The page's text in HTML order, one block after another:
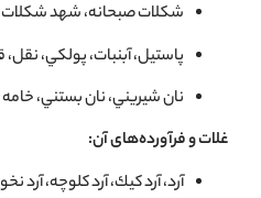
شكلات صبحانه، شهد شكلات
پاستيل، آبنبات، پولكي،
نان شيريني، نان بستني،
غلات و فرآورده‌های آن:
آرد، آرد كيك، آرد كلوچه، آرد